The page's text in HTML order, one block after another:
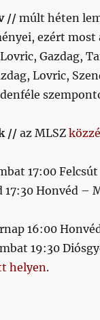
//múlt héten
ezért
Gazdag,
Lovric,
//az MLSZ
17:00
17:30 Honvéd –
16:00
19:30
helyen.